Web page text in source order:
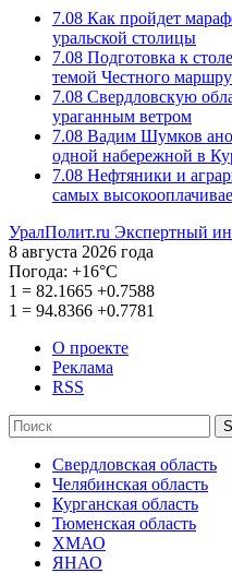
7.08 Как пройдет
уральской столицы
7.08 Подготовка к
темой Честного
7.08 Свердловскую
ураганным ветром
7.08 Вадим Шумков
одной набережной в
7.08 Нефтяники и
самых
УралПолит.ru Экспертный
8 августа 2026 года
Погода: +16°С
1 = 82.1665 +0.7588
1 = 94.8366 +0.7781
О проекте
Реклама
RSS
Свердловская область
Челябинская область
Курганская область
Тюменская область
ХМАО
ЯНАО